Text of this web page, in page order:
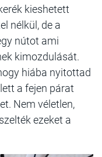
kieshetett
nélkül, de a
nútot ami
kimozdulását.
hiába nyitottad
a fejen párat
Nem véletlen,
ezeket a